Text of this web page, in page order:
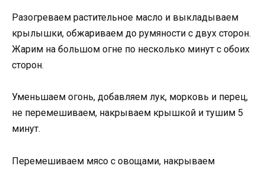
Разогреваем растительное масло и выкладываем
крылышки, обжариваем до румяности с двух сторон.
Жарим на большом огне по несколько минут с обоих
сторон.
Уменьшаем огонь, добавляем лук, морковь и перец,
не перемешиваем, накрываем крышкой и тушим 5
минут.
Перемешиваем мясо с овощами, накрываем